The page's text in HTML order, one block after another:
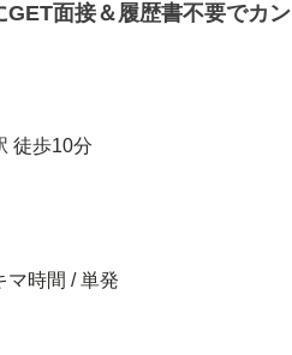
面接＆履歴書不要でカ
徒歩10分
マ時間 / 単発